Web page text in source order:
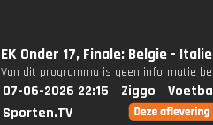
EK Onder 17, Finale: Belgie - Italie
Van dit programma is geen informatie
07-06-2026 22:15 Ziggo
Sporten.TV